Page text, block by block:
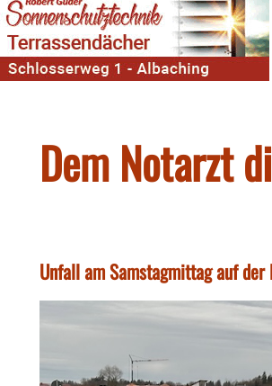
Dem Notarzt
Unfall am Samstagmittag auf